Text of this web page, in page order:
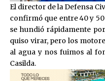
El director de la Defensa
confirmó que entre 40 y
se hundió rápidamente
quiso virar, pero los
al agua y nos fuimos al
Casilda.